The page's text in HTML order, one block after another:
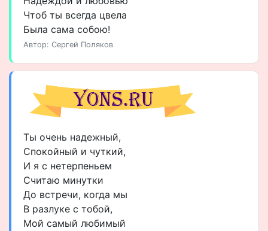
Чтоб ты всегда цвела
Была сама собою!
Автор: Сергей Поляков
Ты очень надежный,
Спокойный и чуткий,
И я с нетерпеньем
Считаю минутки
До встречи, когда мы
В разлуке с тобой,
Мой самый любимый